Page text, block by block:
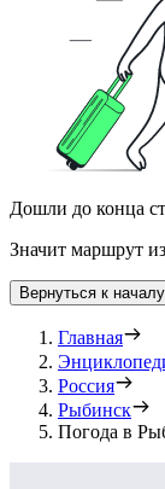
Дошли до конца
Значит маршрут
Вернуться к
Главная
Россия
Рыбинск
Погода в